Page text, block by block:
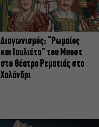
Διαγωνισμός: “Ρωμαίος
και Ιουλιέτα” του Μποστ
στο Θέατρο Ρεματιάς στο
Χαλάνδρι